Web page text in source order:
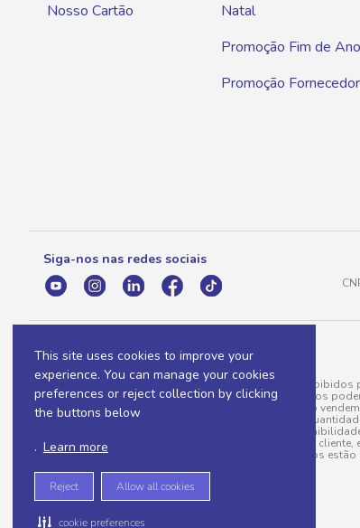
This site uses cookies to improve your
experience. You can manage your cookies
preferences or reject collection by clicking
the buttons below
. Learn more
Reject Allow all cookies
cookie preferences
Nosso Cartão
Natal
Promoção Fim de Ano
Promoção
Siga-nos nas redes sociais
A venda e o consumo de bebidas alcoólicas são proibidos
válidas para a loja eletrônica, sendo que seus preços
para menos, por conta de produtos variáveis; e não
do pedido. Produtos em promoção possuem
20/03/97). A venda está diretamente ligada à
Caso algum produto venha a faltar no pedido do
todos os pedidos